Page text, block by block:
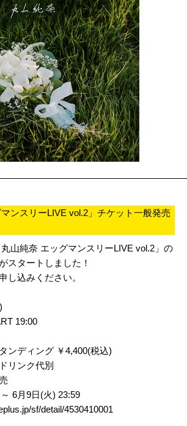
マンスリーLIVE vol.2」チケット一般発売
山純奈 エッグマンスリーLIVE vol.2」の
スタートしました！
し込みください。
19:00
ンディング ￥4,400(税込)
リンク代別
6月9日(火) 23:59
sf/detail/4530410001